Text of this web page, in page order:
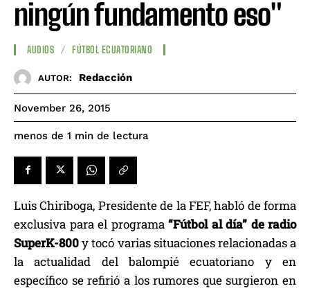
ningún fundamento eso"
AUDIOS FÚTBOL ECUATORIANO
AUTOR: Redacción
November 26, 2015
menos de 1 min de lectura
Luis Chiriboga, Presidente de la FEF, habló de forma
exclusiva para el programa “Fútbol al día” de radio
SuperK-800y tocó varias situaciones relacionadas a
la actualidad del balompié ecuatoriano y en
específico se refirió a los rumores que surgieron en